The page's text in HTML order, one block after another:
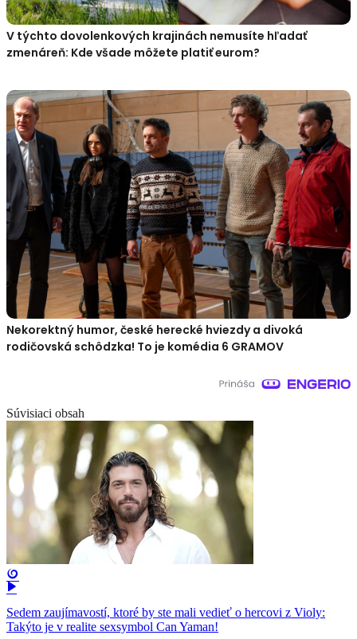
V týchto dovolenkových krajinách nemusíte hľadať
zmenáreň: Kde všade môžete platiť eurom?
Nekorektný humor, české herecké hviezdy a divoká
rodičovská schôdzka! To je komédia 6 GRAMOV
Súvisiaci obsah
Sedem zaujímavostí, ktoré by ste mali vedieť o hercovi z Violy:
Takýto je v realite sexsymbol Can Yaman!